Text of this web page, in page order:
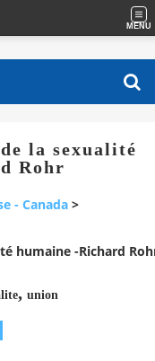
MENU
la sexualité
Rohr
- Canada >
humaine -Richard
, union